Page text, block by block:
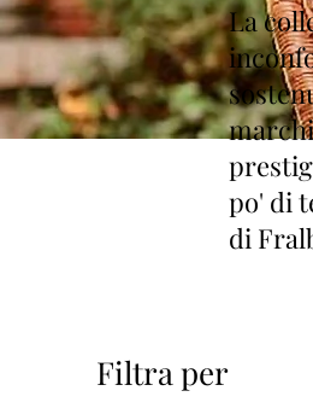
Filtra per
La
po' di
di